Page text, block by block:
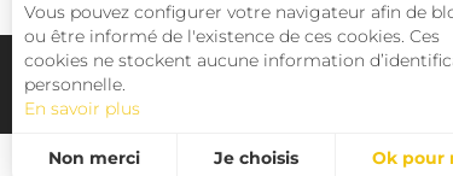
Plan du site Pays Haut Languedoc et
Déclaration d'accessibilité
Vous pouvez configurer votre navigateur afin de
ou être informé de l'existence de ces cookies. Ces
cookies ne stockent aucune information
personnelle.
En savoir plus
Non merci Je choisis Ok pour